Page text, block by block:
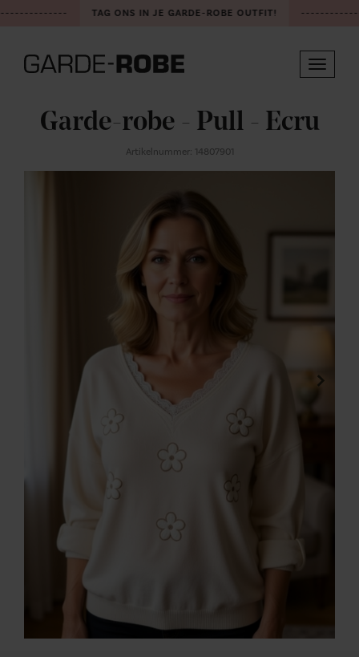
TAG ONS IN JE GARDE-ROBE OUTFIT!
Toggle
Garde-robe - Pull - Ecru
Artikelnummer: 14807901